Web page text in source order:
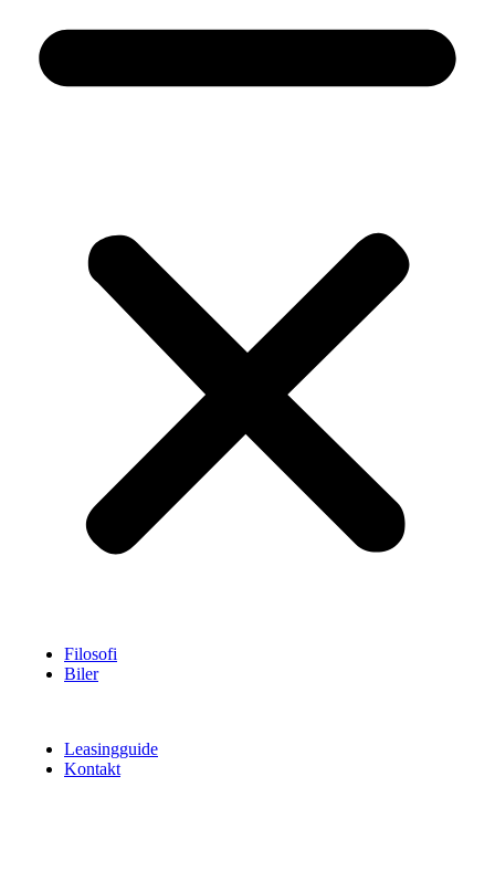
Filosofi
Biler
Leasingguide
Kontakt